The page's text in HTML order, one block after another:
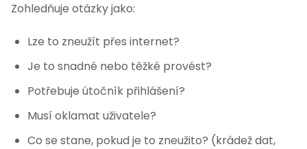
Zohledňuje otázky jako:
Lze to zneužít přes internet?
Je to snadné nebo těžké provést?
Potřebuje útočník přihlášení?
Musí oklamat uživatele?
Co se stane, pokud je to zneužito? (krádež dat,